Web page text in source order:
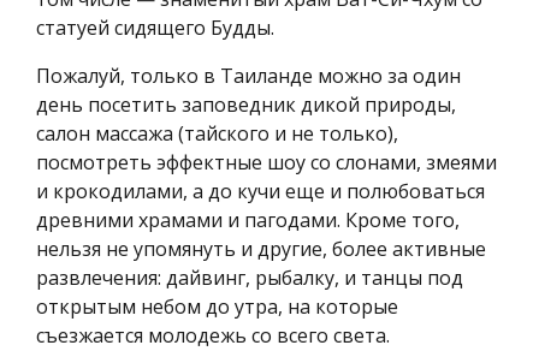
статуей сидящего Будды.
Пожалуй, только в Таиланде можно за один
день посетить заповедник дикой природы,
салон массажа (тайского и не только),
посмотреть эффектные шоу со слонами, змеями
и крокодилами, а до кучи еще и полюбоваться
древними храмами и пагодами. Кроме того,
нельзя не упомянуть и другие, более активные
развлечения: дайвинг, рыбалку, и танцы под
открытым небом до утра, на которые
съезжается молодежь со всего света.